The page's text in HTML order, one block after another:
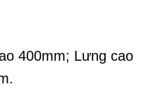
400mm; Lưng cao